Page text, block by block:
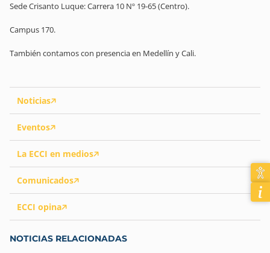
Noticias
Eventos
La ECCI en medios
Comunicados
ECCI opina
NOTICIAS RELACIONADAS
Sede Crisanto Luque: Carrera 10 Nº 19-65 (Centro).
Campus 170.
También contamos con presencia en Medellín y Cali.